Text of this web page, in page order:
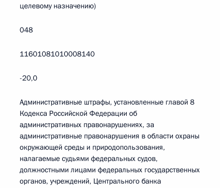
целевому назначению)
048
11601081010008140
-20,0
Административные штрафы, установленные главой 8
Кодекса Российской Федерации об
административных правонарушениях, за
административные правонарушения в области охраны
окружающей среды и природопользования,
налагаемые судьями федеральных судов,
должностными лицами федеральных государственных
органов, учреждений, Центрального банка